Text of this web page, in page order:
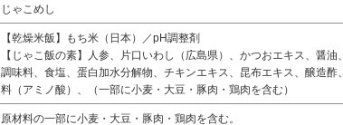
じゃこめし
【乾燥米飯】もち米（日本）／pH調整剤
【じゃこ飯の素】人参、片口いわし（広島県）、かつおエキス、醤油
調味料、食塩、蛋白加水分解物、チキンエキス、昆布エキス、醸造酢
料（アミノ酸）、（一部に小麦・大豆・豚肉・鶏肉を含む）
原材料の一部に小麦・大豆・豚肉・鶏肉を含む。